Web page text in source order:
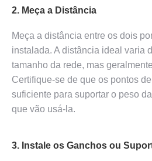
2. Meça a Distância
Meça a distância entre os dois
instalada. A distância ideal varia
tamanho da rede, mas
Certifique-se de que os pontos
suficiente para suportar o peso
que vão usá-la.
3. Instale os Ganchos ou